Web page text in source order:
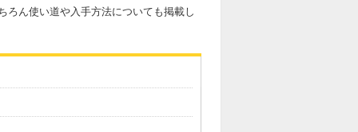
ろん使い道や入手方法についても掲載し